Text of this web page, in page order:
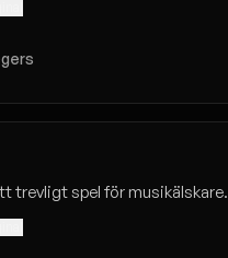
trevligt spel för musikälskare.